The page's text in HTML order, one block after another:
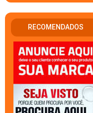
RECOMENDADOS